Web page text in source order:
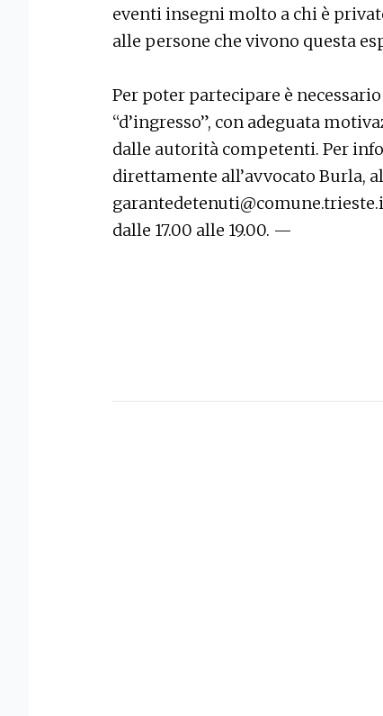
eventi insegni molto a chi è
alle persone che vivono questa
Per poter partecipare è
“d’ingresso”, con adeguata
dalle autorità competenti. Per
direttamente all’avvocato Burla,
dalle 17.00 alle 19.00. —